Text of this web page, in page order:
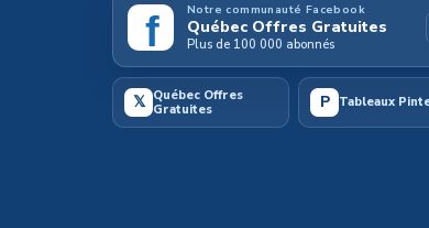
f Notre communauté Facebook
Québec Offres Gratuites
Plus de 100 000 abonnés
𝕏 Québec Offres
Gratuites
P Tableaux